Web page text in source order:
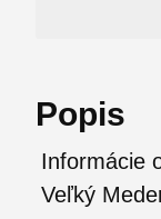
Popis
Informácie
Veľký